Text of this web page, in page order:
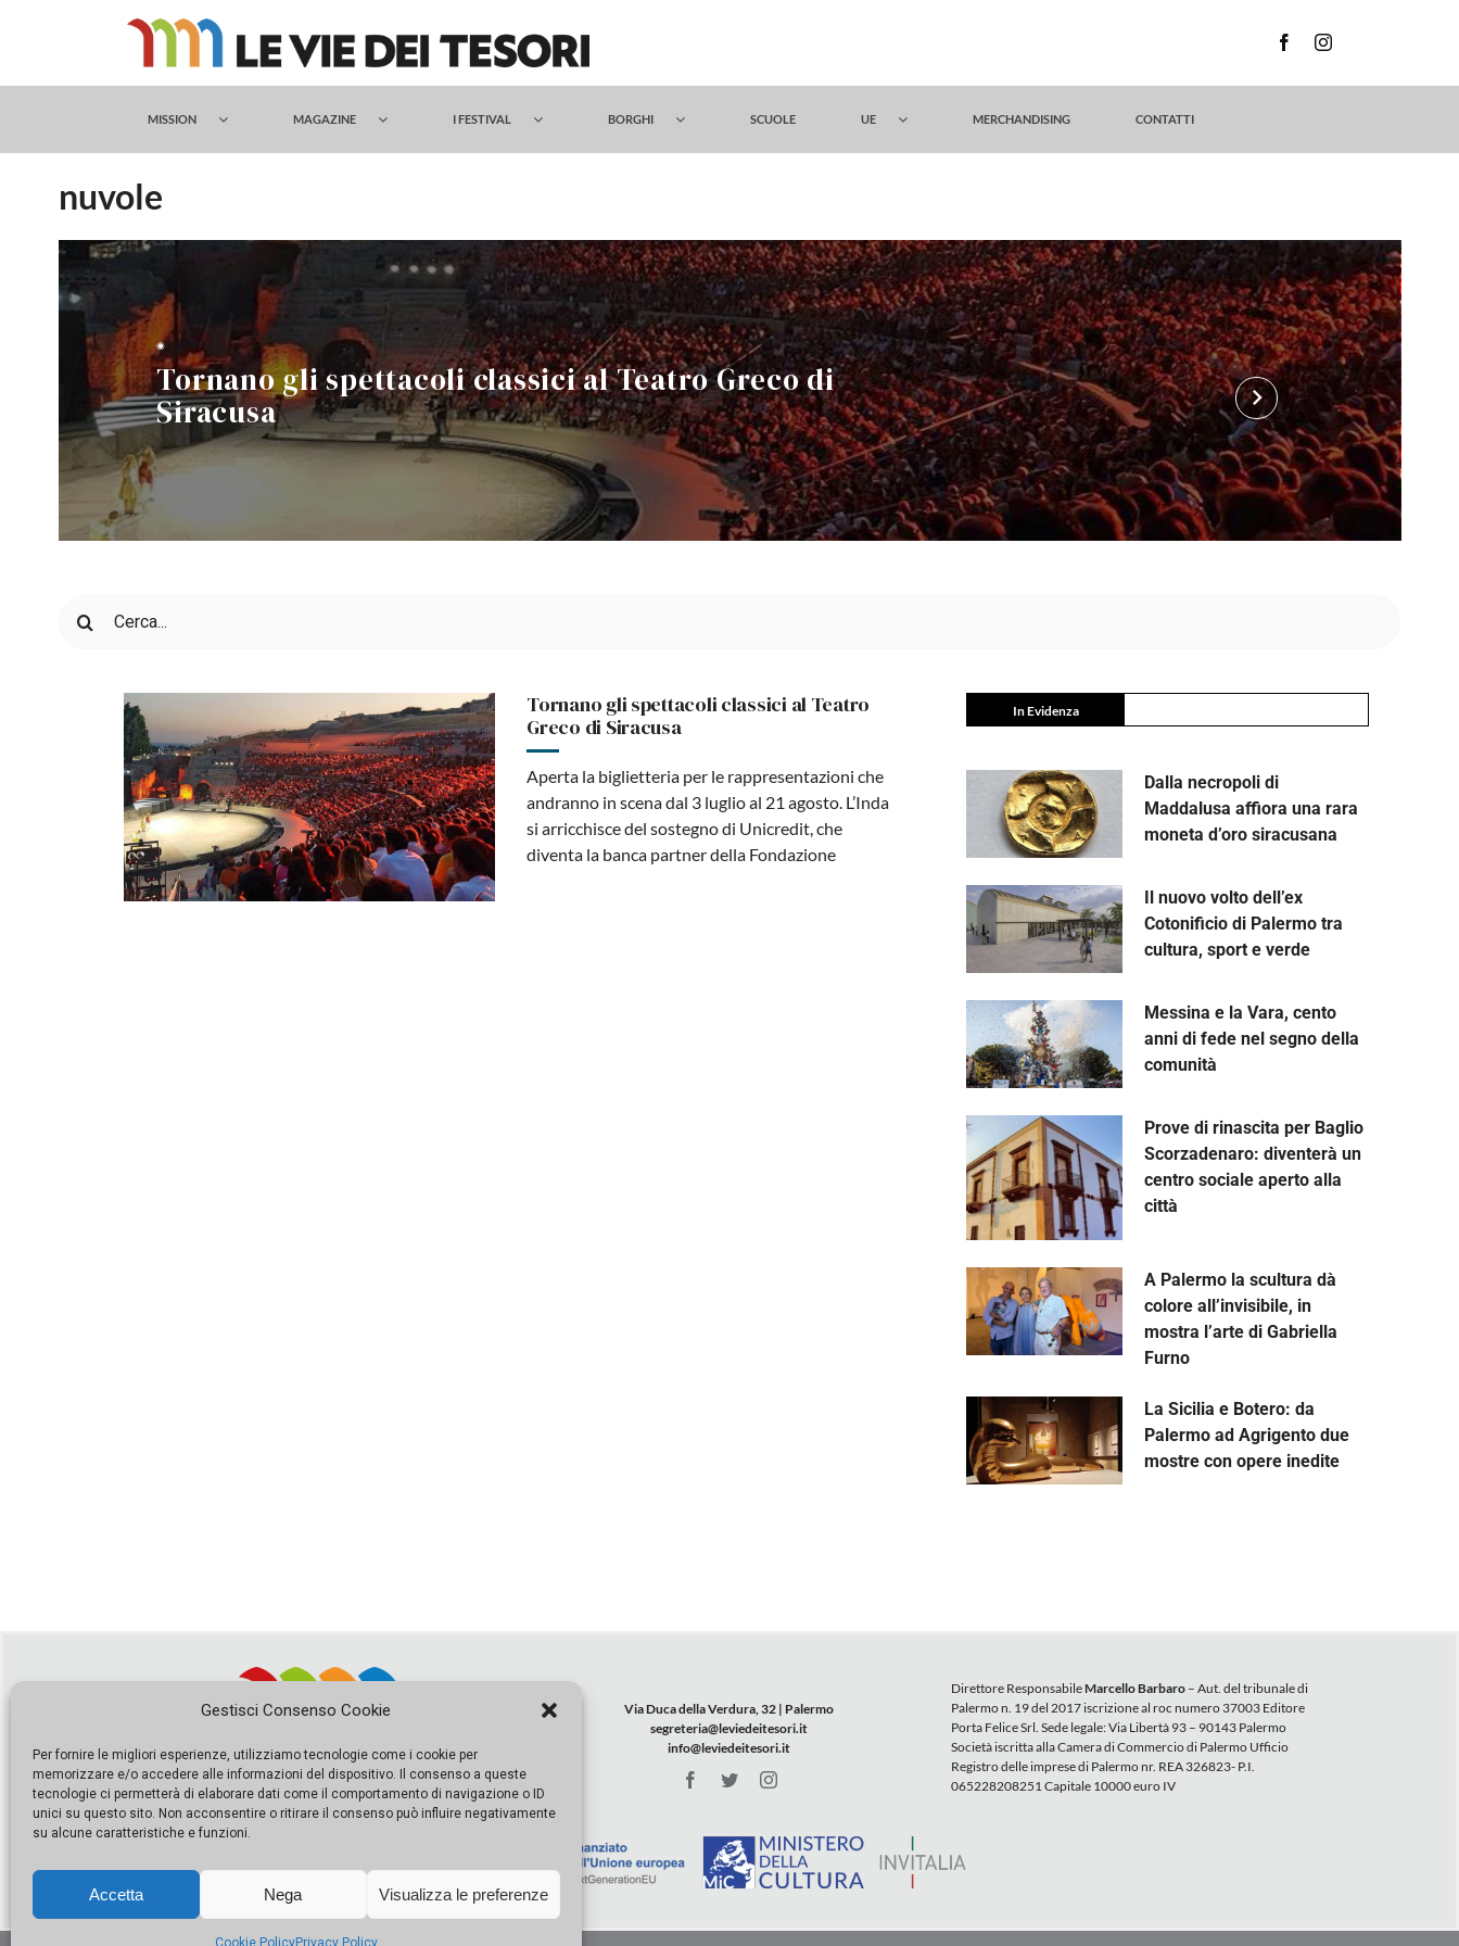
Gestisci Consenso Cookie
Per fornire le migliori esperienze, utilizziamo tecnologie come i cookie per
memorizzare e/o accedere alle informazioni del dispositivo. Il consenso a queste
tecnologie ci permetterà di elaborare dati come il comportamento di navigazione o ID
unici su questo sito. Non acconsentire o ritirare il consenso può influire negativamente
su alcune caratteristiche e funzioni.
Accetta Nega Visualizza le preferenze
Cookie PolicyPrivacy Policy
MISSION MAGAZINE I FESTIVAL BORGHI SCUOLE UE MERCHANDISING CONTATTI
nuvole
◉
Tornano gli spettacoli classici al Teatro Greco di
Siracusa
keyboard_arrow_right
per:
Tornano gli spettacoli classici al Teatro
Greco di Siracusa
Aperta la biglietteria per le rappresentazioni che
andranno in scena dal 3 luglio al 21 agosto. L’Inda
si arricchisce del sostegno di Unicredit, che
diventa la banca partner della Fondazione
In Evidenza
Dalla necropoli di
Maddalusa affiora una rara
moneta d’oro siracusana
Il nuovo volto dell’ex
Cotonificio di Palermo tra
cultura, sport e verde
Messina e la Vara, cento
anni di fede nel segno della
comunità
Prove di rinascita per Baglio
Scorzadenaro: diventerà un
centro sociale aperto alla
città
A Palermo la scultura dà
colore all’invisibile, in
mostra l’arte di Gabriella
Furno
La Sicilia e Botero: da
Palermo ad Agrigento due
mostre con opere inedite
Via Duca della Verdura, 32 | Palermo
segreteria@leviedeitesori.it
info@leviedeitesori.it
Direttore ResponsabileMarcello Barbaro– Aut. del tribunale di
Palermo n. 19 del 2017 iscrizione al roc numero 37003 Editore
Porta Felice Srl. Sede legale: Via Libertà 93 – 90143 Palermo
Società iscritta alla Camera di Commercio di Palermo Ufficio
Registro delle imprese di Palermo nr. REA 326823- P.I.
065228208251 Capitale 10000 euro IV